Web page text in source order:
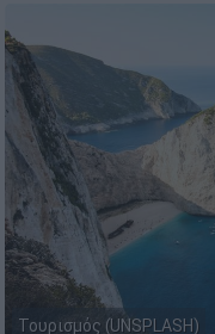
Τουρισμός (UNSPLASH)